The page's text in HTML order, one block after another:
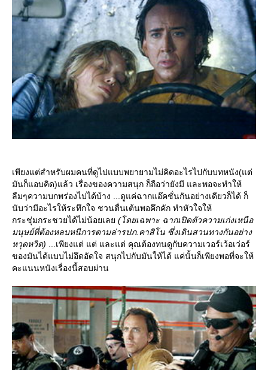
เพียงแต่สำหรับผมคนที่ดูไปแบบพยายามไม่คิดอะไรไปกับบทหนัง(แต่
มันก็แอบคิด)แล้ว เรื่องของความสนุก ก็ถือว่ายังมี และพอจะทำให้
ลืมๆความบกพร่องไปได้บ้าง ...ดูแค่ฉากแอ๊คชั่นกันอย่างเดียวก็ได้ ก็
นับว่ามีอะไรให้ระทึกใจ ชวนตื่นเต้นพอคึกคัก ทำหัวใจให้
กระชุ่มกระชวยได้ไม่น้อยเล (โดยเฉพาะ ฉากเปิดตัวความเก่งเหนือ
มนุษย์ที่ต้องหลบหนีการตามล่ารปภ.คาสิโน ซึ่งเดินสวนทางกันอย่าง
หวุดหวิด) ...เพียงแต่ แต่ และแต่ คุณต้องทนดูกับความเวอร์เว้อเว่อร์
ของมันได้แบบไม่อึดอัดใจ สนุกไปกับมันให้ได้ แค่นั้นก็เพียงพอที่จะให้
คะแนนหนังเรื่องนี้สอบผ่าน